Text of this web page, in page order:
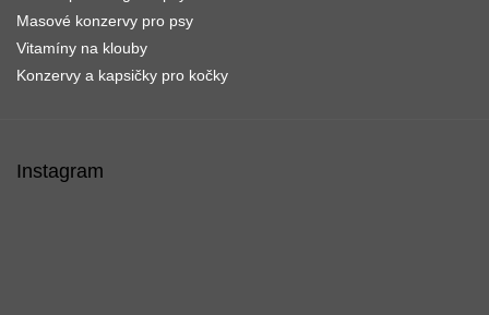
Masové konzervy pro psy
Vitamíny na klouby
Konzervy a kapsičky pro kočky
Instagram